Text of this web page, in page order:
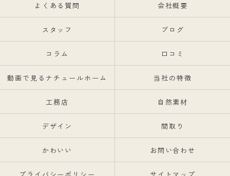
よくある質問 会社概要
スタッフ ブログ
コラム 口コミ
動画で見るナチュールホーム 当社の特徴
工務店 自然素材
デザイン 間取り
かわいい お問い合わせ